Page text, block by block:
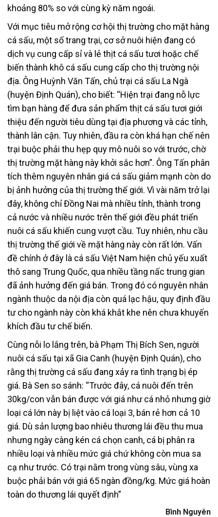
khoảng 80% so với cùng kỳ năm ngoái.
Với mục tiêu mở rộng cơ hội thị trường cho mặt hàng
cá sấu, một số trang trại, cơ sở nuôi hiện đang có
dịch vụ cung cấp sỉ và lẻ thịt cá sấu tươi hoặc chế
biến thành khô cá sấu cung cấp cho thị trường nội
địa. Ông Huỳnh Văn Tấn, chủ trại cá sấu La Ngà
(huyện Định Quán), cho biết: “Hiện trại đang nỗ lực
tìm bạn hàng để đưa sản phẩm thịt cá sấu tươi giới
thiệu đến người tiêu dùng tại địa phương và các tỉnh,
thành lân cận. Tuy nhiên, đầu ra còn khá hạn chế nên
trại buộc phải thu hẹp quy mô nuôi so với trước, chờ
thị trường mặt hàng này khởi sắc hơn”. Ông Tấn phân
tích thêm nguyên nhân giá cá sấu giảm mạnh còn do
bị ảnh hưởng của thị trường thế giới. Vì vài năm trở lại
đây, không chỉ Đồng Nai mà nhiều tỉnh, thành trong
cả nước và nhiều nước trên thế giới đều phát triển
nuôi cá sấu khiến cung vượt cầu. Tuy nhiên, nhu cầu
thị trường thế giới về mặt hàng này còn rất lớn. Vấn
đề chính ở đây là cá sấu Việt Nam hiện chủ yếu xuất
thô sang Trung Quốc, qua nhiều tầng nấc trung gian
đã ảnh hưởng đến giá bán. Trong đó có nguyên nhân
ngành thuộc da nội địa còn quá lạc hậu, quy định đầu
tư cho ngành này còn khá khắt khe nên chưa khuyến
khích đầu tư chế biến.
Cùng nỗi lo lắng trên, bà Phạm Thị Bích Sen, người
nuôi cá sấu tại xã Gia Canh (huyện Định Quán), cho
rằng thị trường cá sấu đang xảy ra tình trạng bị ép
giá. Bà Sen so sánh: “Trước đây, cá nuôi đến trên
30kg/con vẫn bán được với giá như cá nhỏ nhưng giờ
loại cá lớn này bị liệt vào cá loại 3, bán rẻ hơn cả 10
giá. Dù sản lượng bao nhiêu thương lái đều thu mua
nhưng ngày càng kén cá chọn canh, cá bị phân ra
nhiều loại và nhiều mức giá chứ không còn mua sa
cạ như trước. Có trại nằm trong vùng sâu, vùng xa
buộc phải bán với giá 65 ngàn đồng/kg. Mức giá hoàn
toàn do thương lái quyết định”
Bình Nguyên